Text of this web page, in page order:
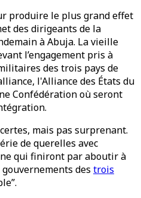
produire le plus grand effet
des dirigeants de la
à Abuja. La vieille
l’engagement pris à
des trois pays de
l'Alliance des États du
Confédération où seront
mais pas surprenant.
de querelles avec
qui finiront par aboutir à
des trois